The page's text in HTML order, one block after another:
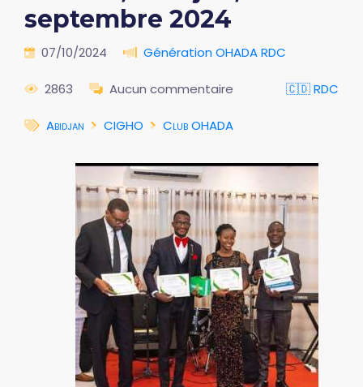
septembre 2024
07/10/2024 Génération OHADA RDC
2863 Aucun commentaire 🇨🇩 RDC
Abidjan CIGHO Club OHADA